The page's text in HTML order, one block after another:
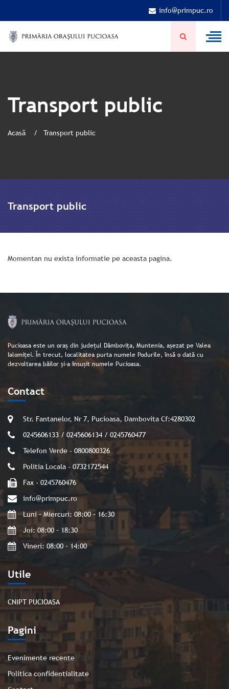
info@primpuc.ro
Transport public
Acasă Transport public
Transport public
Momentan nu exista informatie pe aceasta pagina.
Pucioasa este un oraș din județul Dâmbovița, Muntenia, așezat pe Valea
Ialomiței. În trecut, localitatea purta numele Podurile, însă o dată cu
dezvoltarea băilor și-a însușit numele Pucioasa.
Utile
CNIPT PUCIOASA
Pagini
Evenimente recente
Politica confidentialitate
Contact
Str. Fantanelor, Nr 7, Pucioasa, Dambovita Cf:4280302
0245606133 / 0245606134 / 0245760477
Telefon Verde - 0800800326
Politia Locala - 0732172544
Fax - 0245760476
info@primpuc.ro
Luni – Miercuri: 08:00 – 16:30
Joi: 08:00 – 18:30
Vineri: 08:00 – 14:00